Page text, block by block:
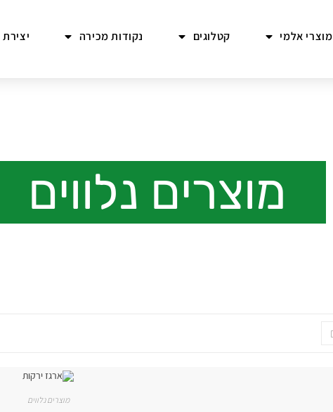
מוצרי אלמי קטלוגים נקודות מכירה
מוצרים נלווים
מוצרים נלווים